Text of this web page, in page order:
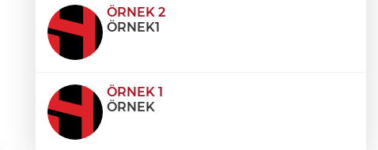
ÖRNEK 2
ÖRNEK1
ÖRNEK 1
ÖRNEK